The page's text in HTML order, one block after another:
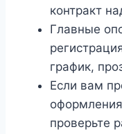
контракт
Главные
график,
Если вам
проверьте